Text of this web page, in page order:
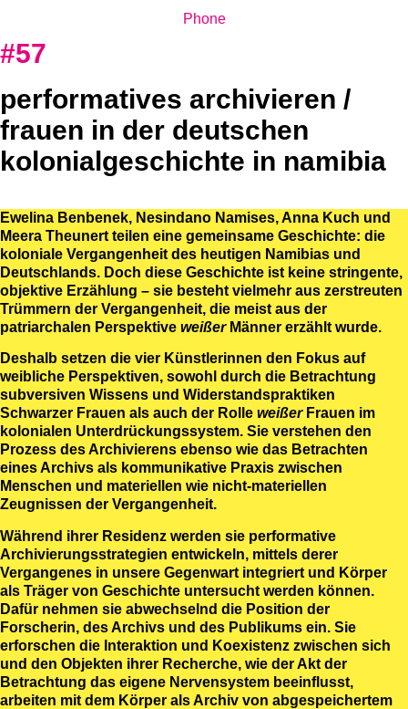
Phone
#57
performatives archivieren /
frauen in der deutschen
kolonialgeschichte in namibia
Ewelina Benbenek, Nesindano Namises, Anna Kuch und
Meera Theunert teilen eine gemeinsame Geschichte: die
koloniale Vergangenheit des heutigen Namibias und
Deutschlands. Doch diese Geschichte ist keine stringente,
objektive Erzählung – sie besteht vielmehr aus zerstreuten
Trümmern der Vergangenheit, die meist aus der
patriarchalen Perspektive weißerMänner erzählt wurde.
Deshalb setzen die vier Künstlerinnen den Fokus auf
weibliche Perspektiven, sowohl durch die Betrachtung
subversiven Wissens und Widerstandspraktiken
Schwarzer Frauen als auch der Rolle weißerFrauen im
kolonialen Unterdrückungssystem. Sie verstehen den
Prozess des Archivierens ebenso wie das Betrachten
eines Archivs als kommunikative Praxis zwischen
Menschen und materiellen wie nicht-materiellen
Zeugnissen der Vergangenheit.
Während ihrer Residenz werden sie performative
Archivierungsstrategien entwickeln, mittels derer
Vergangenes in unsere Gegenwart integriert und Körper
als Träger von Geschichte untersucht werden können.
Dafür nehmen sie abwechselnd die Position der
Forscherin, des Archivs und des Publikums ein. Sie
erforschen die Interaktion und Koexistenz zwischen sich
und den Objekten ihrer Recherche, wie der Akt der
Betrachtung das eigene Nervensystem beeinflusst,
arbeiten mit dem Körper als Archiv von abgespeichertem